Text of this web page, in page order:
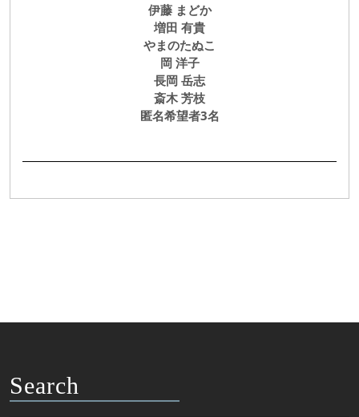
伊藤 まどか
増田 有貴
やまのたぬこ
岡 洋子
長岡 岳志
斎木 芳枝
匿名希望者3名
Search